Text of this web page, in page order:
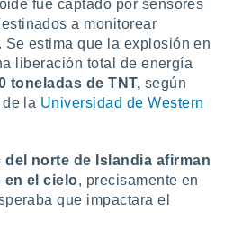
fue captado por sensores
a monitorear
estima que la explosión en
liberación total de energía
toneladas de TNT, según
la Universidad de Western
norte de Islandia afirman
en el cielo, precisamente en
que impactara el